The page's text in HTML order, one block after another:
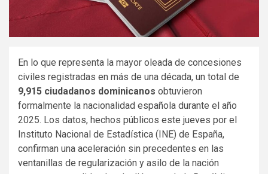
En lo que representa la mayor oleada de concesiones
civiles registradas en más de una década, un total de
9,915 ciudadanos dominicanos obtuvieron
formalmente la nacionalidad española durante el año
2025. Los datos, hechos públicos este jueves por el
Instituto Nacional de Estadística (INE) de España,
confirman una aceleración sin precedentes en las
ventanillas de regularización y asilo de la nación